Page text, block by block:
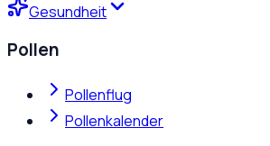
Gesundheit
Pollen
Pollenflug
Pollenkalender